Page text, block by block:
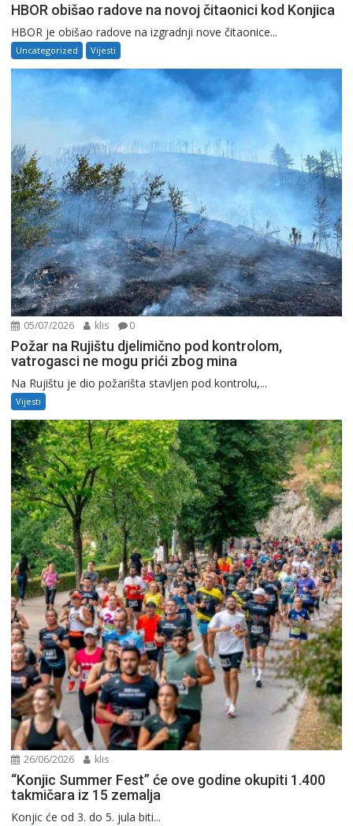
HBOR obišao radove na novoj čitaonici kod Konjica
HBOR je obišao radove na izgradnji nove čitaonice...
Uncategorized Vijesti
05/07/2026 klis 0
Požar na Rujištu djelimično pod kontrolom,
vatrogasci ne mogu prići zbog mina
Na Rujištu je dio požarišta stavljen pod kontrolu,...
Vijesti
26/06/2026 klis
“Konjic Summer Fest” će ove godine okupiti 1.400
takmičara iz 15 zemalja
Konjic će od 3. do 5. jula biti...